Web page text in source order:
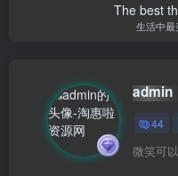
The best
生活中最
admin
44
微笑可